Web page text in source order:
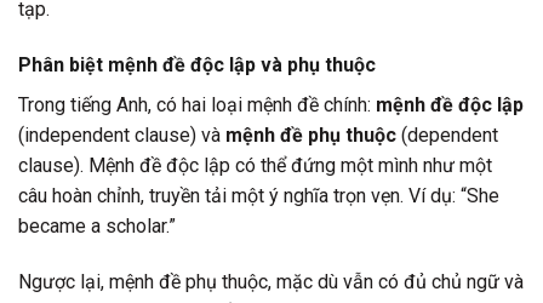
tạp.
Phân biệt mệnh đề độc lập và phụ thuộc
Trong tiếng Anh, có hai loại mệnh đề chính: mệnh đề độc lập
(independent clause) và mệnh đề phụ thuộc (dependent
clause). Mệnh đề độc lập có thể đứng một mình như một
câu hoàn chỉnh, truyền tải một ý nghĩa trọn vẹn. Ví dụ: “She
became a scholar.”
Ngược lại, mệnh đề phụ thuộc, mặc dù vẫn có đủ chủ ngữ và